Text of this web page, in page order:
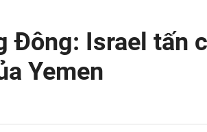
Đông: Israel tấn
Yemen